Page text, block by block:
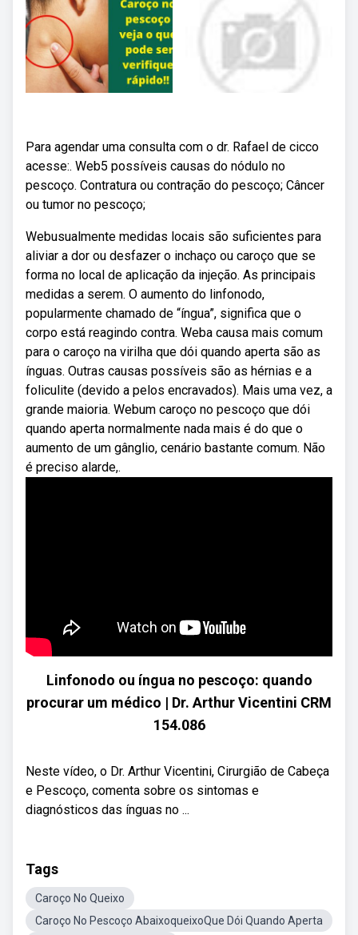
Para agendar uma consulta com o dr. Rafael de cicco
acesse:. Web5 possíveis causas do nódulo no
pescoço. Contratura ou contração do pescoço; Câncer
ou tumor no pescoço;
Webusualmente medidas locais são suficientes para
aliviar a dor ou desfazer o inchaço ou caroço que se
forma no local de aplicação da injeção. As principais
medidas a serem. O aumento do linfonodo,
popularmente chamado de “íngua”, significa que o
corpo está reagindo contra. Weba causa mais comum
para o caroço na virilha que dói quando aperta são as
ínguas. Outras causas possíveis são as hérnias e a
foliculite (devido a pelos encravados). Mais uma vez, a
grande maioria. Webum caroço no pescoço que dói
quando aperta normalmente nada mais é do que o
aumento de um gânglio, cenário bastante comum. Não
é preciso alarde,.
Linfonodo ou íngua no pescoço: quando
procurar um médico | Dr. Arthur Vicentini CRM
154.086
Neste vídeo, o Dr. Arthur Vicentini, Cirurgião de Cabeça
e Pescoço, comenta sobre os sintomas e
diagnósticos das ínguas no ...
Tags
Caroço No Queixo
Caroço No Pescoço AbaixoqueixoQue Dói Quando Aperta